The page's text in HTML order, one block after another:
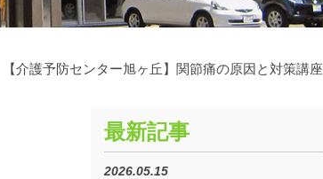
【介護予防センター旭ヶ丘】関節痛の原因と対策講座
最新記事
2026.05.15